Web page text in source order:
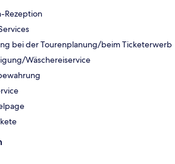
Rezeption
bei der Tourenplanung/beim Ticketerwerb
Wäschereiservice